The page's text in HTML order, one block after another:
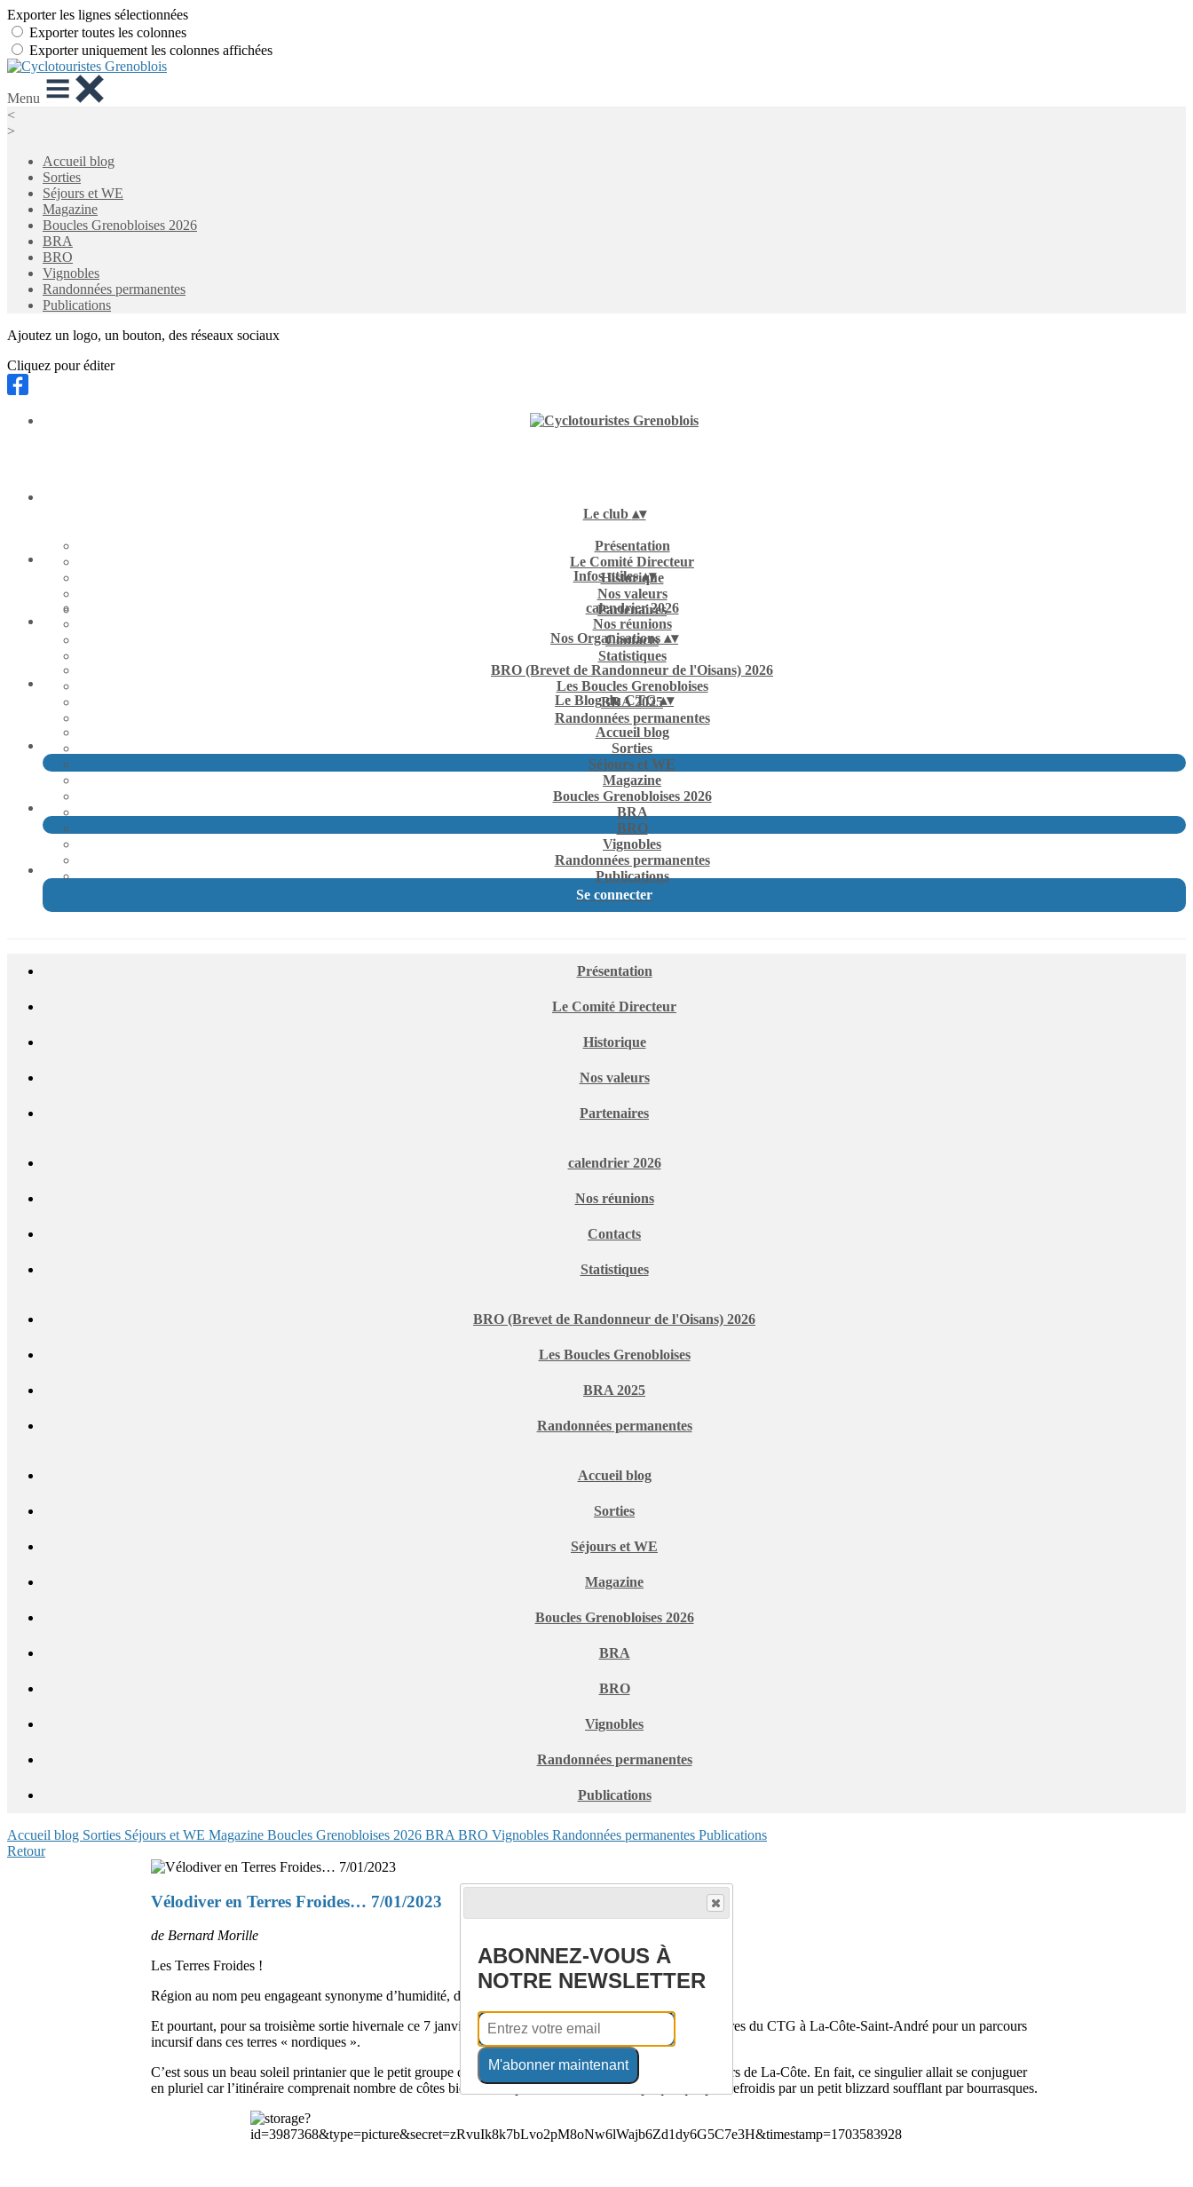
Exporter les lignes sélectionnées
Exporter toutes les colonnes
Exporter uniquement les colonnes affichées
Menu
<
>
Accueil blog
Sorties
Séjours et WE
Magazine
Boucles Grenobloises 2026
BRA
BRO
Vignobles
Randonnées permanentes
Publications
Ajoutez un logo, un bouton, des réseaux sociaux
Cliquez pour éditer
Le club ▴▾
Présentation
Le Comité Directeur
Historique
Nos valeurs
Partenaires
Infos utiles▴▾
calendrier 2026
Nos réunions
Contacts
Statistiques
Nos Organisations ▴▾
BRO (Brevet de Randonneur de l'Oisans) 2026
Les Boucles Grenobloises
BRA 2025
Randonnées permanentes
Le Blog du CTG▴▾
Accueil blog
Sorties
Séjours et WE
Magazine
Boucles Grenobloises 2026
BRA
BRO
Vignobles
Randonnées permanentes
Publications
Se connecter
Présentation
Le Comité Directeur
Historique
Nos valeurs
Partenaires
calendrier 2026
Nos réunions
Contacts
Statistiques
BRO (Brevet de Randonneur de l'Oisans) 2026
Les Boucles Grenobloises
BRA 2025
Randonnées permanentes
Accueil blog
Sorties
Séjours et WE
Magazine
Boucles Grenobloises 2026
BRA
BRO
Vignobles
Randonnées permanentes
Publications
Accueil blog Sorties Séjours et WE Magazine Boucles Grenobloises 2026 BRA BRO Vignobles Randonnées permanentes Publications
Retour
Vélodiver en Terres Froides… 7/01/2023
de Bernard Morille
Les Terres Froides !
Région au nom peu engageant synonyme d’humidité, de froid et de brouillard…
Et pourtant, pour sa troisième sortie hivernale ce 7 janvier 2023, rendez-vous avait été donné aux membres du CTG à La-Côte-Saint-André pour un parcours
incursif dans ces terres « nordiques ».
C’est sous un beau soleil printanier que le petit groupe de neuf cyclistes s’élança en direction des hauteurs de La-Côte. En fait, ce singulier allait se conjuguer
en pluriel car l’itinéraire comprenait nombre de côtes bienvenues pour réchauffer les corps quelque peu refroidis par un petit blizzard soufflant par bourrasques.
ABONNEZ-VOUS À
NOTRE NEWSLETTER
M'abonner maintenant